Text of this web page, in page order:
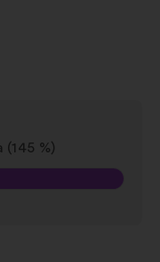
%)